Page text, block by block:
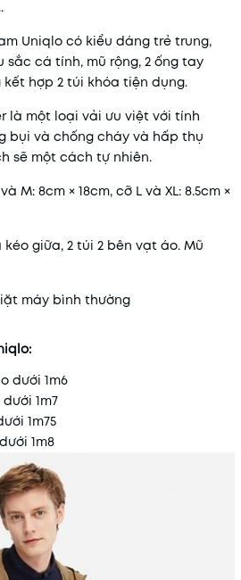
Uniqlo có kiểu dáng trẻ trung,
cá tính, mũ rộng, 2 ống tay
hợp 2 túi khóa tiện dụng.
là một loại vải ưu việt với tính
bụi và chống cháy và hấp thụ
sẽ một cách tự nhiên.
M: 8cm × 18cm, cỡ L và XL: 8.5cm ×
giữa, 2 túi 2 bên vạt áo. Mũ
máy bình thường
dưới 1m6
1m7
1m75
1m8